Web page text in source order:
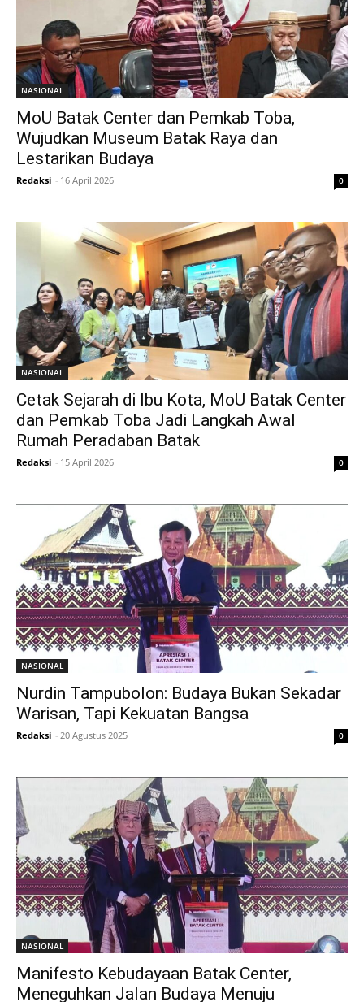
NASIONAL
MoU Batak Center dan Pemkab Toba,
Wujudkan Museum Batak Raya dan
Lestarikan Budaya
Redaksi - 16 April 2026 0
NASIONAL
Cetak Sejarah di Ibu Kota, MoU Batak Center
dan Pemkab Toba Jadi Langkah Awal
Rumah Peradaban Batak
Redaksi - 15 April 2026 0
NASIONAL
Nurdin Tampubolon: Budaya Bukan Sekadar
Warisan, Tapi Kekuatan Bangsa
Redaksi - 20 Agustus 2025 0
NASIONAL
Manifesto Kebudayaan Batak Center,
Meneguhkan Jalan Budaya Menuju